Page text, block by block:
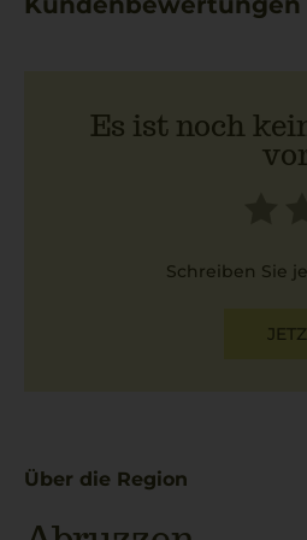
Es ist noch
Schreiben Sie
Über die Region